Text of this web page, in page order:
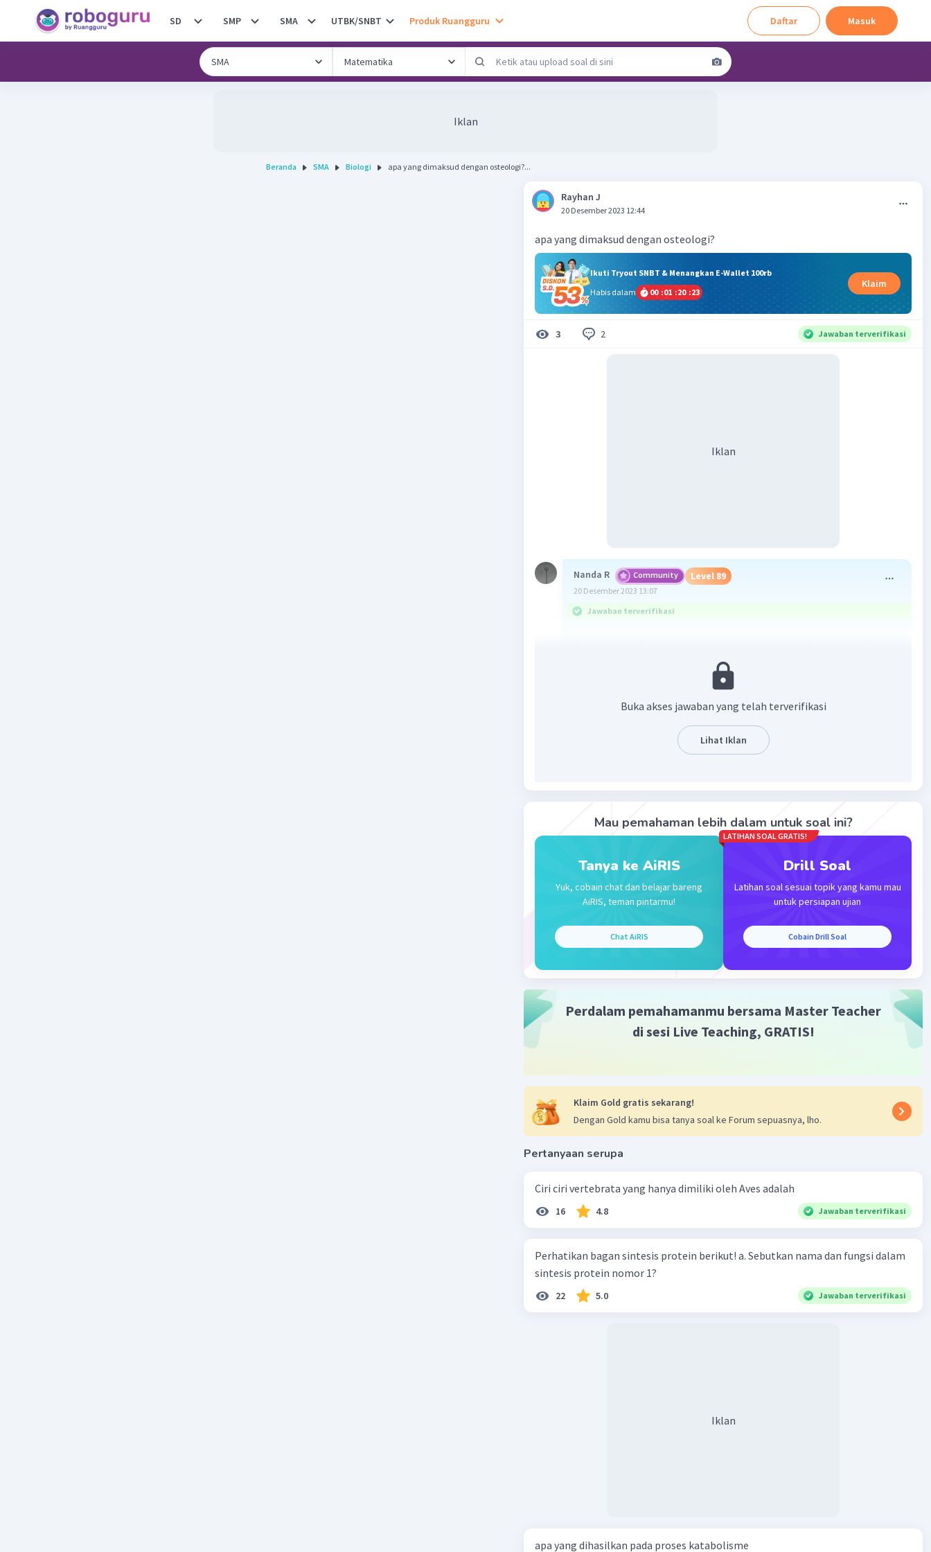
SD SMP SMA UTBK/SNBT Produk Ruangguru Daftar Masuk
Iklan
Beranda SMA Biologi apa yang dimaksud dengan osteologi?...
Rayhan J
20 Desember 2023 12:44
apa yang dimaksud dengan osteologi?
Ikuti Tryout SNBT & Menangkan E-Wallet 100rb
Habis dalam
00 :01 :20 :22
Klaim
3 2 Jawaban terverifikasi
Iklan
Nanda R Community Level 89
20 Desember 2023 13:07
Jawaban terverifikasi
anatomi tentang tulang manusia dan tulang hewan.
Beri Rating·0.0(0) Balas
Buka akses jawaban yang telah terverifikasi
Lihat Iklan
Mau pemahaman lebih dalam untuk soal ini?
Tanya ke AiRIS
Yuk, cobain chat dan belajar bareng
AiRIS, teman pintarmu!
Chat AiRIS
LATIHAN SOAL GRATIS!
Drill Soal
Latihan soal sesuai topik yang kamu mau
untuk persiapan ujian
Cobain Drill Soal
Perdalam pemahamanmu bersama Master Teacher
di sesi Live Teaching, GRATIS!
Klaim Gold gratis sekarang!
Dengan Gold kamu bisa tanya soal ke Forum sepuasnya, lho.
Pertanyaan serupa
Ciri ciri vertebrata yang hanya dimiliki oleh Aves adalah
16 4.8 Jawaban terverifikasi
Perhatikan bagan sintesis protein berikut! a. Sebutkan nama dan fungsi dalam
sintesis protein nomor 1?
22 5.0 Jawaban terverifikasi
Iklan
apa yang dihasilkan pada proses katabolisme